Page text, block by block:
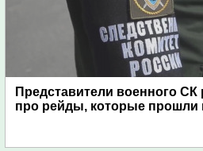
Представители военного СК
про рейды, которые прошли